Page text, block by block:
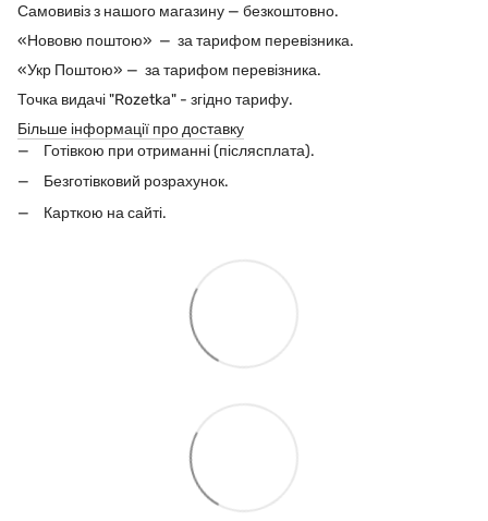
Самовивіз з нашого магазину — безкоштовно.
«Нововю поштою» — за тарифом перевізника.
«Укр Поштою» — за тарифом перевізника.
Точка видачі "Rozetka" - згідно тарифу.
Більше інформації про доставку
Готівкою при отриманні (післясплата).
Безготівковий розрахунок.
Карткою на сайті.